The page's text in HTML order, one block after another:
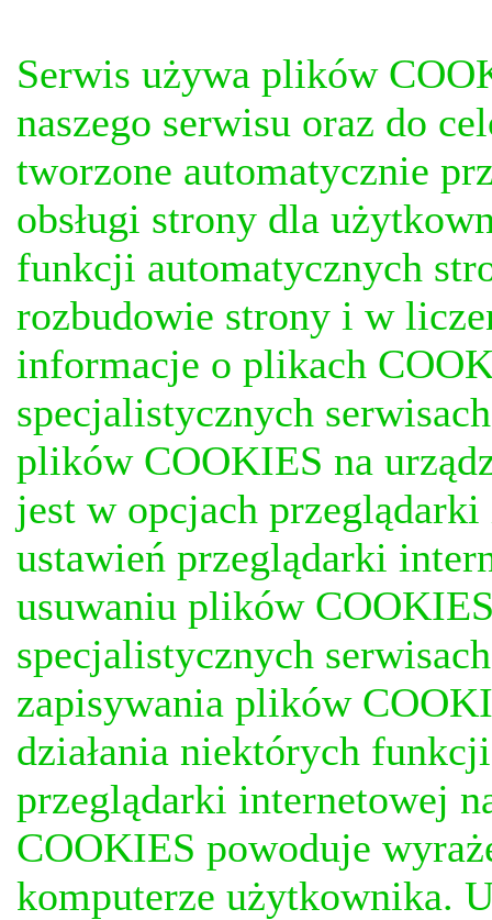
Serwis używa plików
naszego serwisu oraz do
tworzone automatycznie
obsługi strony dla
funkcji automatycznych
rozbudowie strony i w
informacje o plikach
specjalistycznych
plików COOKIES na
jest w opcjach
ustawień przeglądarki
usuwaniu plików
specjalistycznych
zapisywania plików
działania niektórych
przeglądarki internetowej
COOKIES powoduje
komputerze użytkownika.